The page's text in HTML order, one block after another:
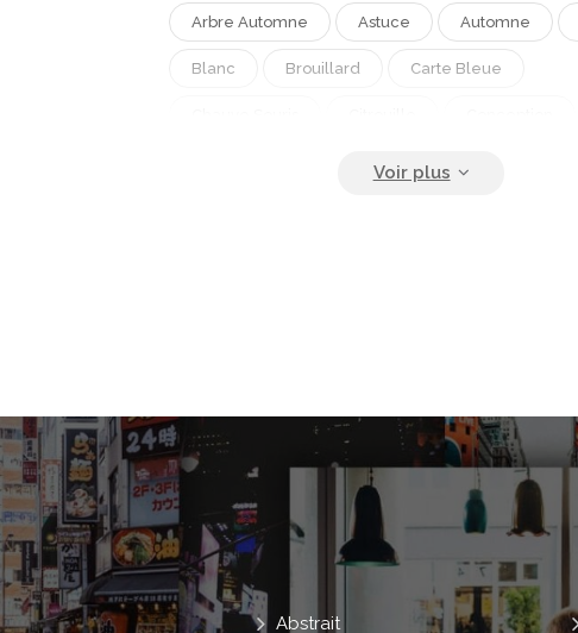
Arbre Automne Astuce Automne
Blanc Brouillard Carte Bleue
Tete De Mort Toussaint Vacances
Abstrait